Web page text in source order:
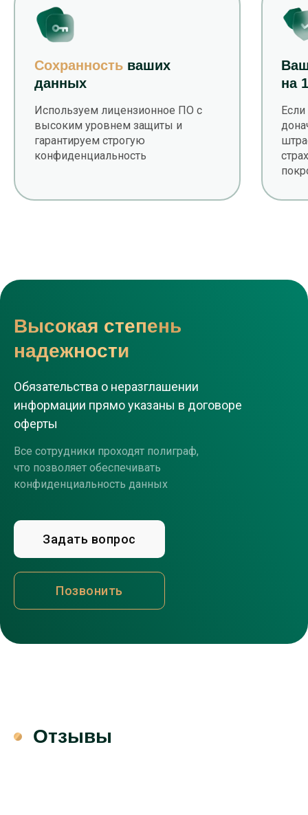
Используем лицензионное ПО с
высоким уровнем защиты и
гарантируем строгую
конфиденциальность
Сохранность ваших
данных
на
Обязательства о неразглашении
информации прямо указаны в договоре
оферты
Высокая степень
надежности
Все сотрудники проходят полиграф,
что позволяет обеспечивать
конфиденциальность данных
Позвонить
Задать вопрос
Отзывы